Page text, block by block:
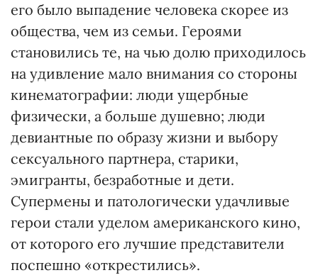
его было выпадение человека скорее из
общества, чем из семьи. Героями
становились те, на чью долю приходилось
на удивление мало внимания со стороны
кинематографии: люди ущербные
физически, а больше душевно; люди
девиантные по образу жизни и выбору
сексуального партнера, старики,
эмигранты, безработные и дети.
Супермены и патологически удачливые
герои стали уделом американского кино,
от которого его лучшие представители
поспешно «открестились».